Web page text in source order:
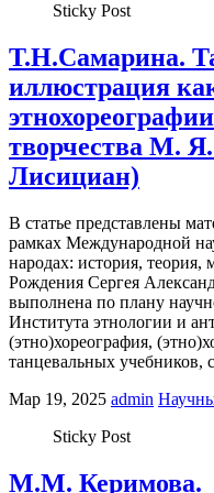
Sticky Post
Т.Н.Самарина.
иллюстрация
творчества М.
Лисициан)
В статье представлены
рамках Международной
народах: история,
Рождения Сергея
выполнена по плану
Института этнологии и
(этно)хореография,
танцевальных учебников,
Мар 19, 2025 admin
Sticky Post
М.М.